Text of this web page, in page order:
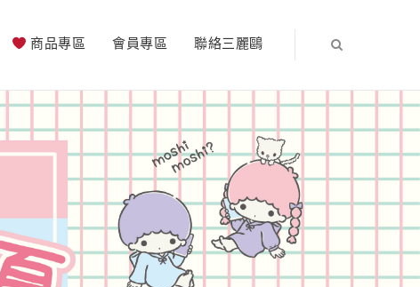
商品專區 會員專區 聯絡三麗鷗